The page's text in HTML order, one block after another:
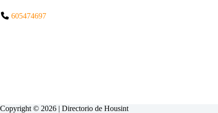
605474697
Copyright © 2026 | Directorio de Housint